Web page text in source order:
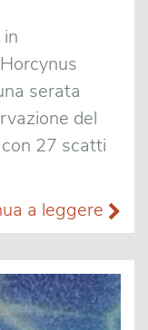
serata
del
27 scatti
a leggere